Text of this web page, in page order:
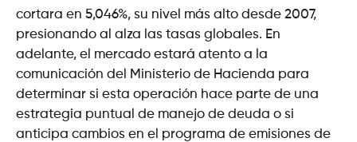
cortara en 5,046%, su nivel más alto desde 2007,
presionando al alza las tasas globales. En
adelante, el mercado estará atento a la
comunicación del Ministerio de Hacienda para
determinar si esta operación hace parte de una
estrategia puntual de manejo de deuda o si
anticipa cambios en el programa de emisiones de